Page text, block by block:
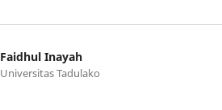
Faidhul Inayah
Universitas Tadulako